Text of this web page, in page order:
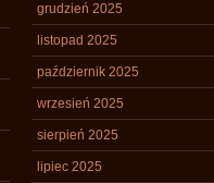
grudzień 2025
listopad 2025
październik 2025
wrzesień 2025
sierpień 2025
lipiec 2025